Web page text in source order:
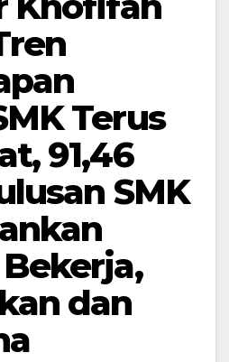
Terus
91,46
SMK
dan